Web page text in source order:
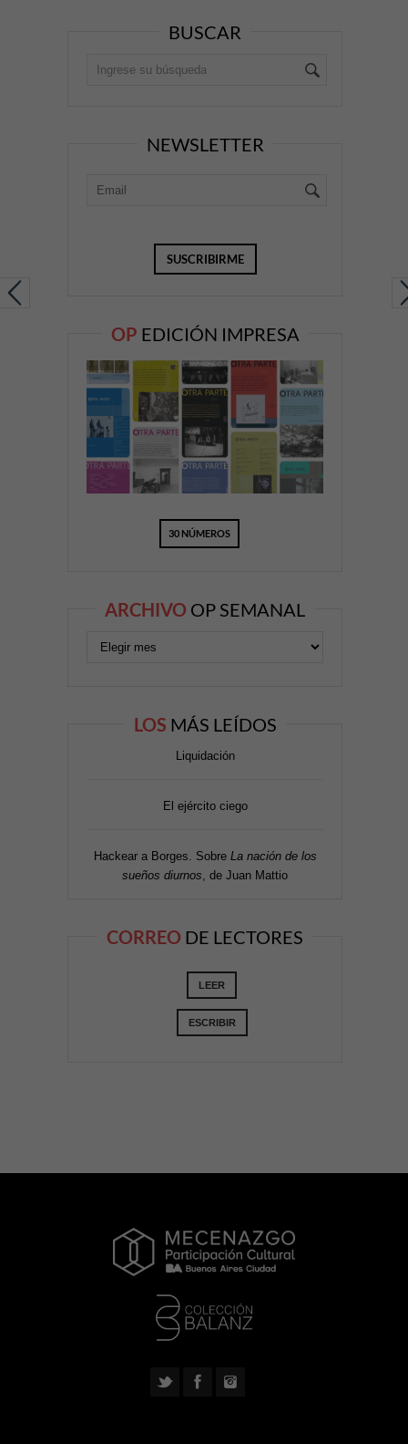
BUSCAR
NEWSLETTER
OP EDICIÓN IMPRESA
30 NÚMEROS
ARCHIVO OP SEMANAL
LOS MÁS LEÍDOS
Liquidación
El ejército ciego
Hackear a Borges. Sobre La nación de los
sueños diurnos , de Juan Mattio
CORREO DE LECTORES
LEER
ESCRIBIR